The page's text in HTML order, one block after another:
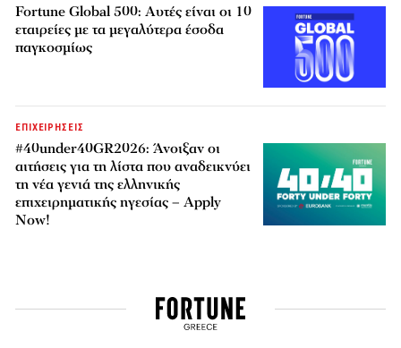
Fortune Global 500: Αυτές είναι οι 10
εταιρείες με τα μεγαλύτερα έσοδα
παγκοσμίως
ΕΠΙΧΕΙΡΗΣΕΙΣ
#40under40GR2026: Άνοιξαν οι
αιτήσεις για τη λίστα που αναδεικνύει
τη νέα γενιά της ελληνικής
επιχειρηματικής ηγεσίας – Apply
Now!